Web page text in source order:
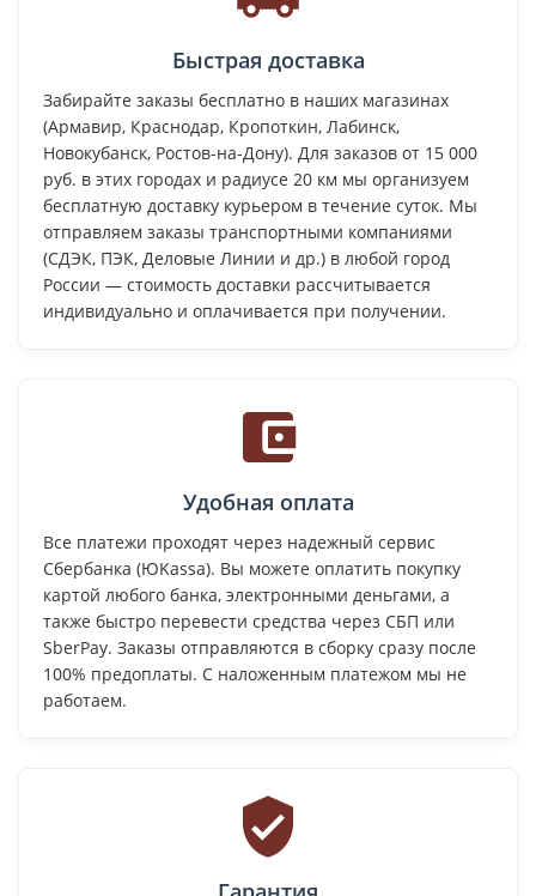
Быстрая доставка
Забирайте заказы бесплатно в наших магазинах
(Армавир, Краснодар, Кропоткин, Лабинск,
Новокубанск, Ростов-на-Дону). Для заказов от 15 000
руб. в этих городах и радиусе 20 км мы организуем
бесплатную доставку курьером в течение суток. Мы
отправляем заказы транспортными компаниями
(СДЭК, ПЭК, Деловые Линии и др.) в любой город
России — стоимость доставки рассчитывается
индивидуально и оплачивается при получении.
Удобная оплата
Все платежи проходят через надежный сервис
Сбербанка (ЮKassa). Вы можете оплатить покупку
картой любого банка, электронными деньгами, а
также быстро перевести средства через СБП или
SberPay. Заказы отправляются в сборку сразу после
100% предоплаты. С наложенным платежом мы не
работаем.